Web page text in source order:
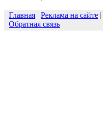
Главная | Реклама на сайте |
Обратная связь